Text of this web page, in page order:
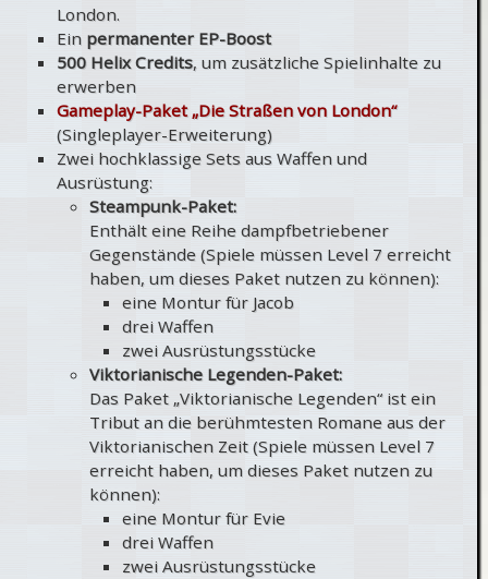
London.
Ein permanenter EP-Boost
500 Helix Credits, um zusätzliche Spielinhalte zu
erwerben
Gameplay-Paket „Die Straßen von London“
(Singleplayer-Erweiterung)
Zwei hochklassige Sets aus Waffen und
Ausrüstung:
Steampunk-Paket:
Enthält eine Reihe dampfbetriebener
Gegenstände (Spiele müssen Level 7 erreicht
haben, um dieses Paket nutzen zu können):
eine Montur für Jacob
drei Waffen
zwei Ausrüstungsstücke
Viktorianische Legenden-Paket:
Das Paket „Viktorianische Legenden“ ist ein
Tribut an die berühmtesten Romane aus der
Viktorianischen Zeit (Spiele müssen Level 7
erreicht haben, um dieses Paket nutzen zu
können):
eine Montur für Evie
drei Waffen
zwei Ausrüstungsstücke